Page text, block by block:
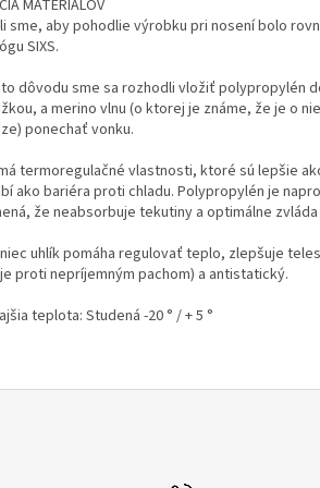
MATERIÁLOV
sme, aby pohodlie výrobku pri nosení bolo
SIXS.
dôvodu sme sa rozhodli vložiť polypropylén
a merino vlnu (o ktorej je známe, že je o
ponechať vonku.
termoregulačné vlastnosti, ktoré sú lepšie
ako bariéra proti chladu. Polypropylén je
že neabsorbuje tekutiny a optimálne
uhlík pomáha regulovať teplo, zlepšuje
proti nepríjemným pachom) a antistatický.
teplota: Studená -20 ° / + 5 °